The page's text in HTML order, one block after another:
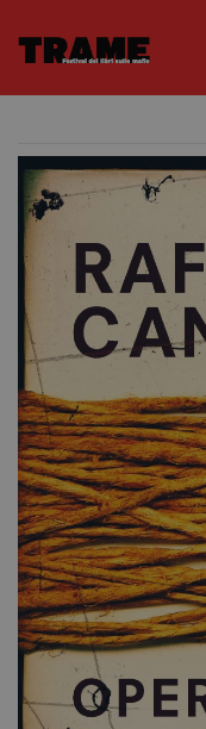
Trame.15
Libri | Trame.15
Media &
News & Kit
Accrediti Stampa
Cartella Stampa
Rassegna Stampa
Partecipa
Diventa Partner
Sostienici
Fondazione